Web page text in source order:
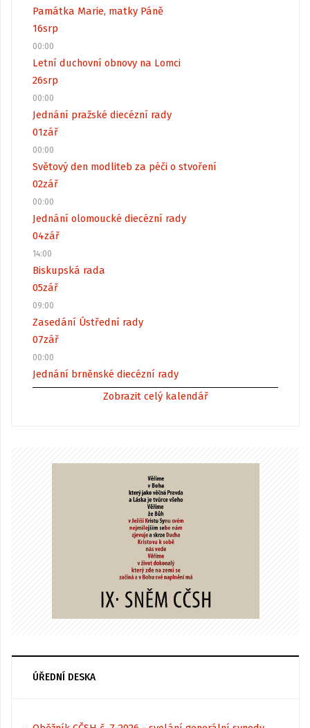
Památka Marie, matky Páně
16srp
00:00
Letní duchovní obnovy na Lomci
26srp
00:00
Jednání pražské diecézní rady
01zář
00:00
Světový den modliteb za péči o stvoření
02zář
00:00
Jednání olomoucké diecézní rady
04zář
14:00
Biskupská rada
05zář
09:00
Zasedání Ústřední rady
07zář
00:00
Jednání brněnské diecézní rady
Zobrazit celý kalendář
ÚŘEDNÍ DESKA